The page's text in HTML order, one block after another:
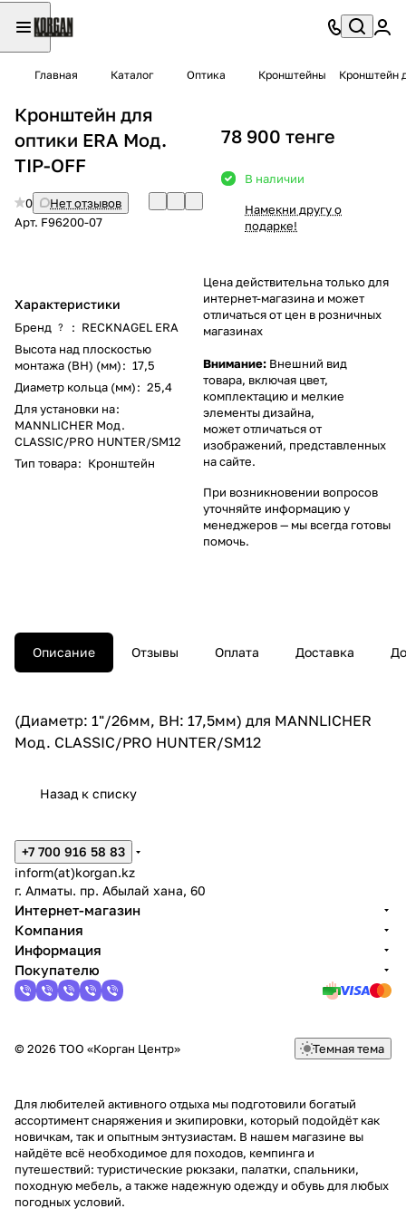
Главная Каталог Оптика Кронштейны Кронштейн
Кронштейн для
оптики ERA Moд.
TIP-OFF
0
Нет отзывов
Арт. F96200-07
Характеристики
Бренд ? : RECKNAGEL ERA
Высота над плоскостью
монтажа (BH) (мм): 17,5
Диаметр кольца (мм): 25,4
Для установки на:
MANNLICHER Moд.
CLASSIC/PRO HUNTER/SM12
Тип товара: Кронштейн
78 900 тенге
В наличии
Намекни другу о
подарке!
Цена действительна только для
интернет-магазина и может
отличаться от цен в розничных
магазинах
Внимание: Внешний вид
товара, включая цвет,
комплектацию и мелкие
элементы дизайна,
может отличаться от
изображений, представленных
на сайте.
При возникновении вопросов
уточняйте информацию у
менеджеров— мы всегда готовы
помочь.
Описание Отзывы Оплата Доставка
(Диаметр: 1"/26мм, BH: 17,5мм) для MANNLICHER
Moд. CLASSIC/PRO HUNTER/SM12
Назад к списку
+7 700 916 58 83
inform(at)korgan.kz
г. Алматы. пр. Абылай хана, 60
Интернет-магазин
Компания
Информация
Покупателю
© 2026 ТОО «Корган Центр» Темная тема
Для любителей активного отдыха мы подготовили богатый
ассортимент снаряжения и экипировки, который подойдёт как
новичкам, так и опытным энтузиастам. В нашем магазине вы
найдёте всё необходимое для походов, кемпинга и
путешествий: туристические рюкзаки, палатки, спальники,
походную мебель, а также надежную одежду и обувь для любых
погодных условий.